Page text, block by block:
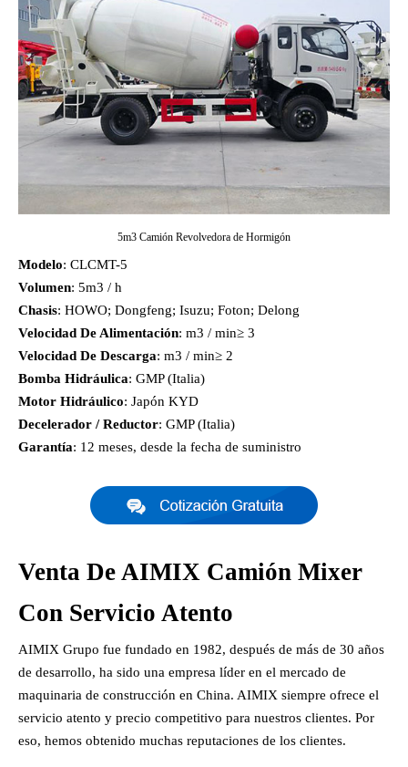
5m3 Camión Revolvedora de Hormigón
Modelo: CLCMT-5
Volumen: 5m3 / h
Chasis: HOWO; Dongfeng; Isuzu; Foton; Delong
Velocidad De Alimentación: m3 / min≥ 3
Velocidad De Descarga: m3 / min≥ 2
Bomba Hidráulica: GMP (Italia)
Motor Hidráulico: Japón KYD
Decelerador / Reductor: GMP (Italia)
Garantía: 12 meses, desde la fecha de suministro
Venta De AIMIX Camión Mixer
Con Servicio Atento
AIMIX Grupo fue fundado en 1982, después de más de 30 años
de desarrollo, ha sido una empresa líder en el mercado de
maquinaria de construcción en China. AIMIX siempre ofrece el
servicio atento y precio competitivo para nuestros clientes. Por
eso, hemos obtenido muchas reputaciones de los clientes.